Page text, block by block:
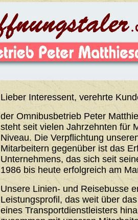
Lieber Interessent, verehrte
der Omnibusbetrieb Peter
steht seit vielen Jahrzehnten für
Niveau. Die Verpflichtung
Mitarbeitern gegenüber ist das
Unternehmens, das sich seit
1986 bis heute erfolgreich am
Unsere Linien- und Reisebusse
Leistungsprofil, das weit über
eines Transportdienstleisters